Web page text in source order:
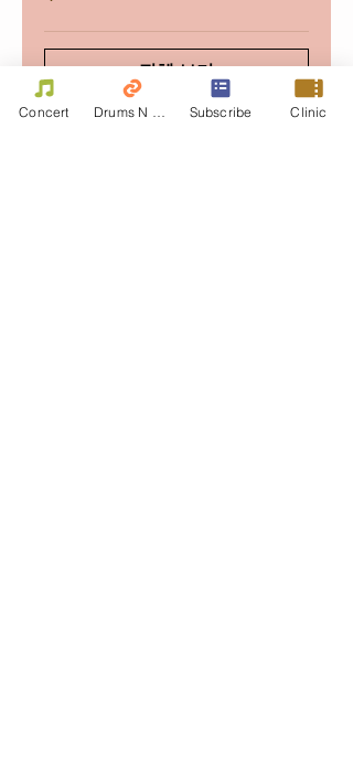
전체 보기
Concert Subscribe Clinic